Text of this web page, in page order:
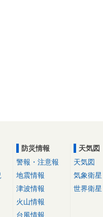
防災情報
警報・注意報
地震情報
津波情報
火山情報
台風情報
天気図
天気図
気象衛星
世界衛星